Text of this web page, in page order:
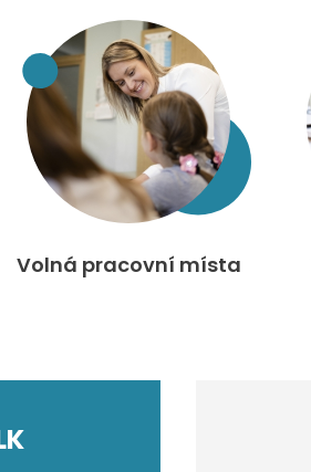
Volná pracovní místa